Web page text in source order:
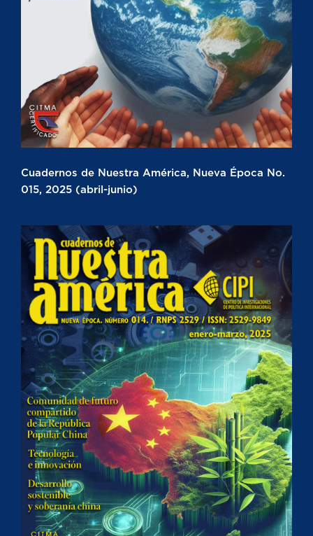
Cuadernos de Nuestra América, Nueva Época No.
015, 2025 (abril-junio)